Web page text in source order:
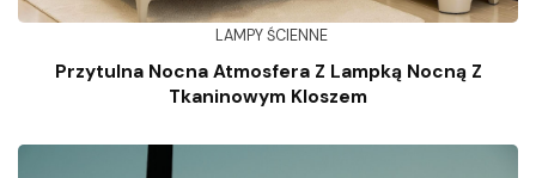
LAMPY ŚCIENNE
Przytulna Nocna Atmosfera Z Lampką Nocną Z
Tkaninowym Kloszem